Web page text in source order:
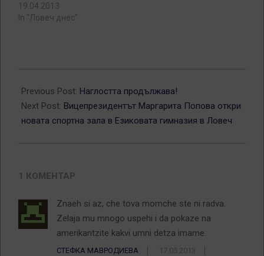
19.04.2013
In "Ловеч днес"
05-
09
Previous Post: Наглостта продължава!
Next Post: Вицепрезидентът Маргарита Попова откри
новата спортна зала в Езиковата гимназия в Ловеч
1 КОМЕНТАР
Znaeh si az, che tova momche ste ni radva.
Zelaja mu mnogo uspehi i da pokaze na
amerikantzite kakvi umni detza imame.
СТЕФКА МАВРОДИЕВА
17.05.2013